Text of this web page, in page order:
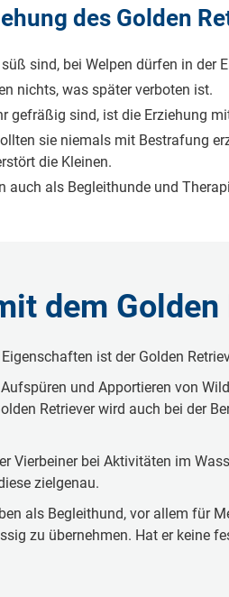
des Golden
sind, bei Welpen dürfen in der
nichts, was später verboten ist.
gefräßig sind, ist die Erziehung
sie niemals mit Bestrafung
die Kleinen.
auch als Begleithunde und
dem Golden
ist der Golden
und Apportieren von
Retriever wird auch bei der
Vierbeiner bei Aktivitäten im
zielgenau.
als Begleithund, vor allem für
zu übernehmen. Hat er keine